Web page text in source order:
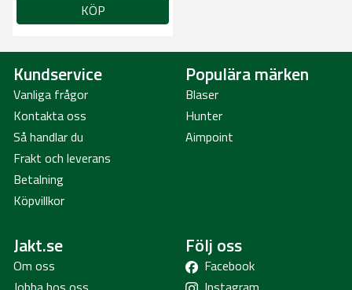
KÖP
Kundservice
Vanliga frågor
Kontakta oss
Så handlar du
Frakt och leverans
Betalning
Köpvillkor
Populära märken
Blaser
Hunter
Aimpoint
Jakt.se
Om oss
Följ oss
Facebook